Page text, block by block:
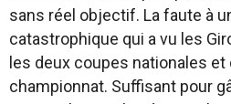
sans réel objectif. La faute à
catastrophique qui a vu les
les deux coupes nationales
championnat. Suffisant pour